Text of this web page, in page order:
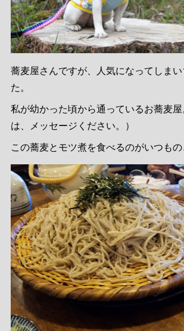
蕎麦屋さんですが、人気になってしま
た。
私が幼かった頃から通っているお蕎麦
は、メッセージください。）
この蕎麦とモツ煮を食べるのがいつもの